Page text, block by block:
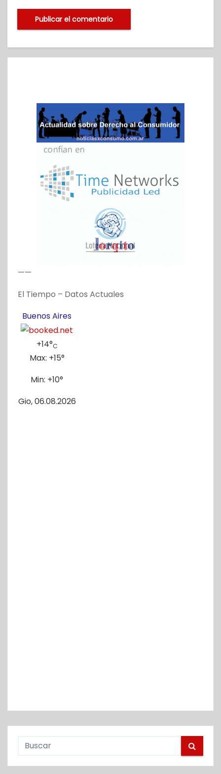
——
El Tiempo – Datos Actuales
Buenos Aires
+14°C
Max: +15°
Min: +10°
Gio, 06.08.2026